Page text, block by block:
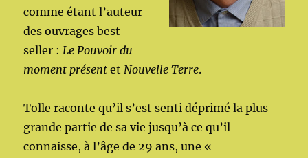
comme étant l’auteur
des ouvrages best
seller :Le Pouvoir du
moment présent etNouvelle Terre.
Tolle raconte qu’il s’est senti déprimé la plus
grande partie de sa vie jusqu’à ce qu’il
connaisse, à l’âge de 29 ans, une «